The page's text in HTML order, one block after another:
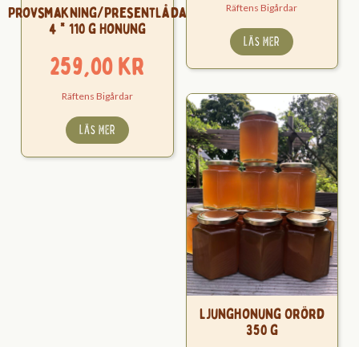
Räftens Bigårdar
LÄS MER
Provsmakning/Presentlåda
4 * 110 g Honung
259,00kr
Räftens Bigårdar
LÄS MER
Ljunghonung Orörd
350 g